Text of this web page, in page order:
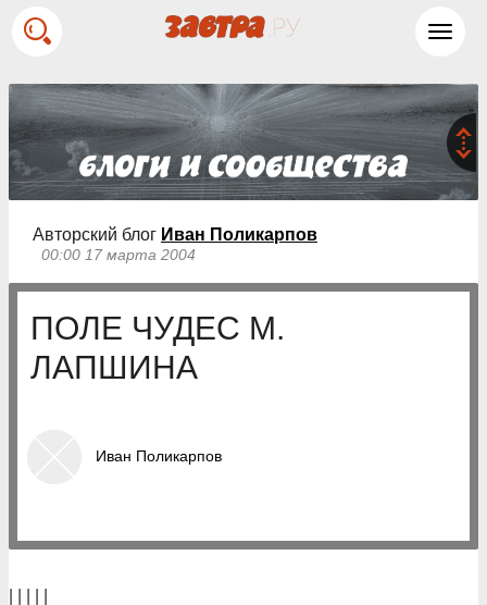
Авторский блог Иван Поликарпов
00:00 17 марта 2004
ПОЛЕ ЧУДЕС М.
ЛАПШИНА
Иван Поликарпов